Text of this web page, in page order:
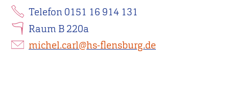
Telefon 0151 16 914 131
Raum B 220a
michel.carl@hs-flensburg.de